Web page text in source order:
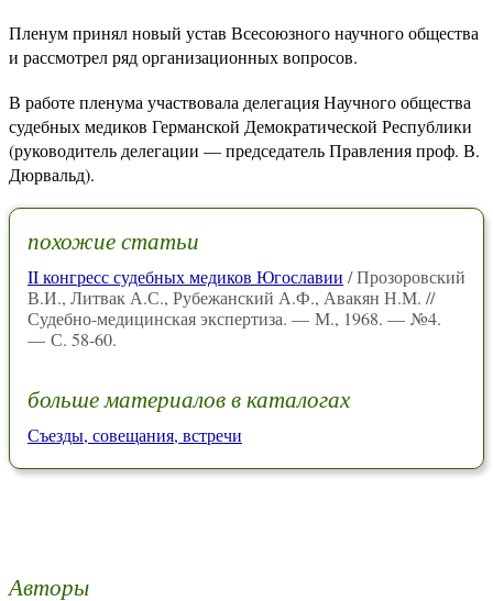
Пленум принял новый устав Всесоюзного научного общества
и рассмотрел ряд организационных вопросов.
В работе пленума участвовала делегация Научного общества
судебных медиков Германской Демократической Республики
(руководитель делегации — председатель Правления проф. В.
Дюрвальд).
похожие статьи
II конгресс судебных медиков Югославии / Прозоровский
В.И., Литвак А.С., Рубежанский А.Ф., Авакян Н.М. //
Судебно-медицинская экспертиза. — М., 1968. — №4.
— С. 58-60.
больше материалов в каталогах
Съезды, совещания, встречи
Авторы